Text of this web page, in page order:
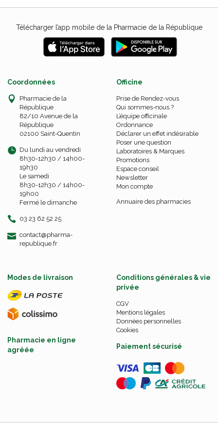
Télécharger l’app mobile de la Pharmacie de la République
Coordonnées
Pharmacie de la
République
82/10 Avenue de la
République
02100 Saint-Quentin
Du lundi au vendredi
8h30-12h30 / 14h00-
19h30
Le samedi
8h30-12h30 / 14h00-
19h00
Fermé le dimanche
03 23 62 52 25
contact-
@-
pharma-
republique.fr
Officine
Prise de Rendez-vous
Qui sommes-nous ?
L’équipe officinale
Ordonnance
Déclarer un effet indésirable
Poser une question
Laboratoires & Marques
Promotions
Espace conseil
Newsletter
Mon compte
Annuaire des pharmacies
Modes de livraison
Pharmacie en ligne
agréée
Conditions générales & vie
privée
CGV
Mentions légales
Données personnelles
Cookies
Paiement sécurisé